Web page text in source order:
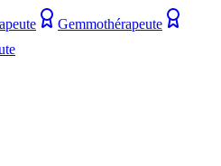
Gemmothérapeute